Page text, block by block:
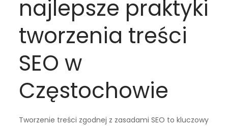
najlepsze praktyki
tworzenia treści
SEO w
Częstochowie
Tworzenie treści zgodnej z zasadami SEO to kluczowy